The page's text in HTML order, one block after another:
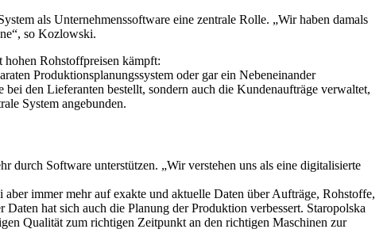
als Unternehmenssoftware eine zentrale Rolle. „Wir haben damals
so Kozlowski.
hohen Rohstoffpreisen kämpft:
Produktionsplanungssystem oder gar ein Nebeneinander
den Lieferanten bestellt, sondern auch die Kundenaufträge verwaltet,
System angebunden.
durch Software unterstützen. „Wir verstehen uns als eine digitalisierte
immer mehr auf exakte und aktuelle Daten über Aufträge, Rohstoffe,
hat sich auch die Planung der Produktion verbessert. Staropolska
Qualität zum richtigen Zeitpunkt an den richtigen Maschinen zur